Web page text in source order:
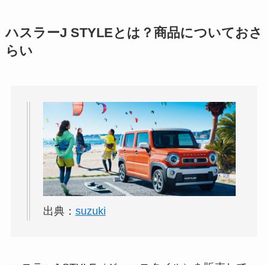
ハスラーJ STYLEとは？商品についておさ
らい
出典： suzuki